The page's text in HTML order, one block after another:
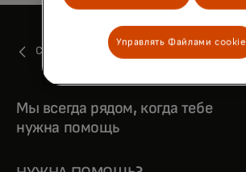
Скидки и привилегии
Мы всегда рядом, когда тебе
нужна помощь
Управлять Файлами cookie